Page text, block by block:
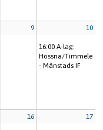
9 10
16:00 A-lag:
Hössna/Timmele
- Månstads IF
16 17